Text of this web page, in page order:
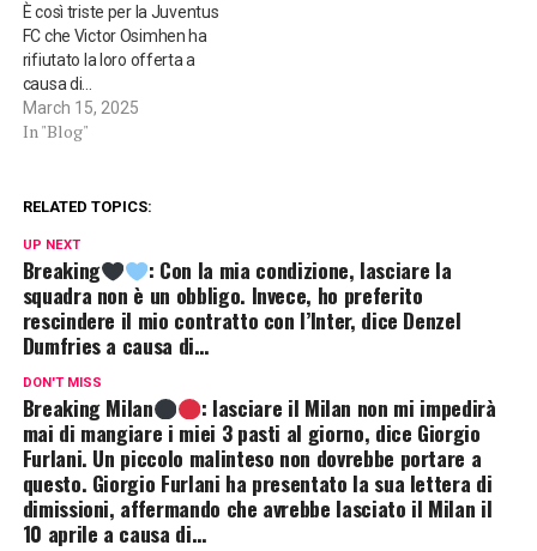
È così triste per la Juventus
FC che Victor Osimhen ha
rifiutato la loro offerta a
causa di…
March 15, 2025
In "Blog"
RELATED TOPICS:
UP NEXT
Breaking
: Con la mia condizione, lasciare la
squadra non è un obbligo. Invece, ho preferito
rescindere il mio contratto con l’Inter, dice Denzel
Dumfries a causa di…
DON'T MISS
Breaking Milan
: lasciare il Milan non mi impedirà
mai di mangiare i miei 3 pasti al giorno, dice Giorgio
Furlani. Un piccolo malinteso non dovrebbe portare a
questo. Giorgio Furlani ha presentato la sua lettera di
dimissioni, affermando che avrebbe lasciato il Milan il
10 aprile a causa di…